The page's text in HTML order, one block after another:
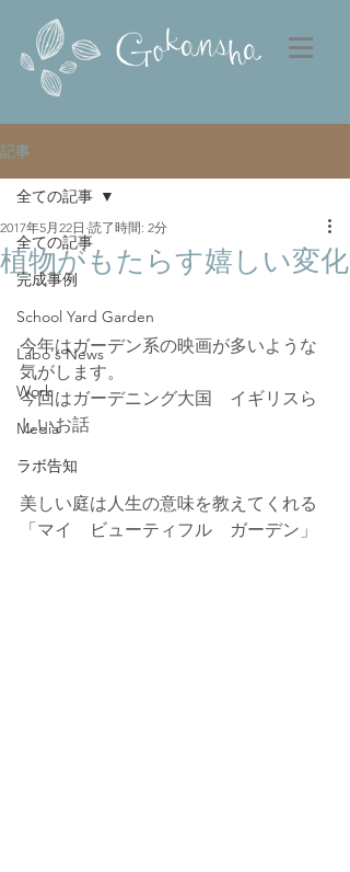
記事
全ての記事
完成事例
School Yard Garden
Labo's News
Work
Media
ラボ告知
全ての記事
植物がもたらす嬉しい変化
2017年5月22日 読了時間: 2分
今年はガーデン系の映画が多いような
気がします。
今回はガーデニング大国　イギリスら
しいお話
美しい庭は人生の意味を教えてくれる
「マイ　ビューティフル　ガーデン」